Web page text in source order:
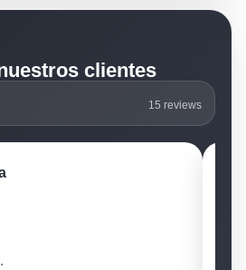
clientes
15 reviews